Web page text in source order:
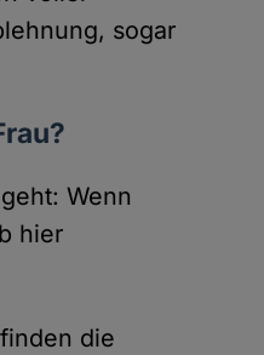
sogar
Wenn
hier
die